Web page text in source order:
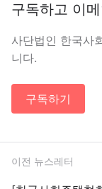
구독하고 이
사단법인 한국사
니다.
구독하기
이전 뉴스레터